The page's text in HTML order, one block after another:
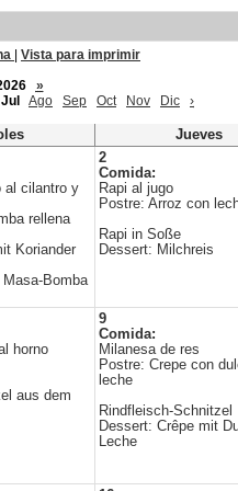
Vista para imprimir
»
Jul Ago Sep Oct Nov Dic ›
Jueves
al cilantro y
rellena
Koriander
Bomba
2
Comida:
Rapi al jugo
Postre: Arroz con
Rapi in Soße
Dessert: Milchreis
horno
aus dem
9
Comida:
Milanesa de res
Postre: Crepe con
leche
Rindfleisch-Schnitzel
Dessert: Crêpe mit
Leche